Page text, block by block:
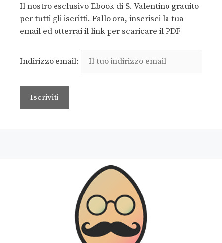
Il nostro esclusivo Ebook di S. Valentino grauito
per tutti gli iscritti. Fallo ora, inserisci la tua
email ed otterrai il link per scaricare il PDF
Indirizzo email: